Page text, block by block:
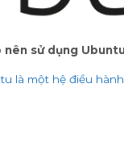
nên sử dụng
là một hệ điều